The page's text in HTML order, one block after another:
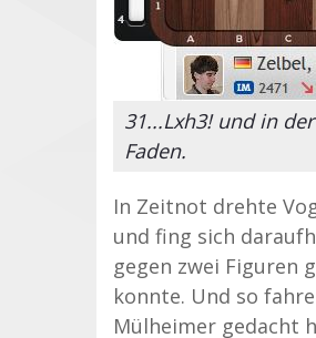
31...Lxh3! und in
Faden.
In Zeitnot drehte
und fing sich
gegen zwei Figuren
konnte. Und so
Mülheimer gedacht